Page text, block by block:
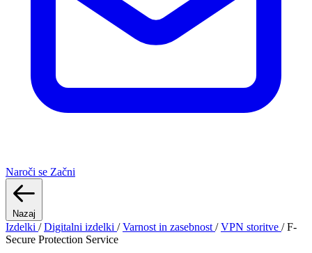
Naroči se Začni
Nazaj
Izdelki / Digitalni izdelki / Varnost in zasebnost / VPN storitve / F-
Secure Protection Service